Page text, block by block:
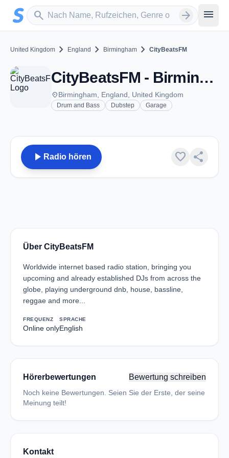
Zum Hauptinhalt springen
search
Sender suchen arrow_forward menu
United Kingdom chevron_right England chevron_right Birmingham chevron_right CityBeatsFM
CityBeatsFM - Birmingham
placeBirmingham, England, United Kingdom
Drum and Bass Dubstep Garage
play_arrow Radio hören favorite share
Über CityBeatsFM
Worldwide internet based radio station, bringing you
upcoming and already established DJs from across the
globe, playing underground dnb, house, bassline,
reggae and more...
FREQUENZ
Online only
SPRACHE
English
Hörerbewertungen Bewertung schreiben
Noch keine Bewertungen. Seien Sie der Erste, der seine
Meinung teilt!
Kontakt